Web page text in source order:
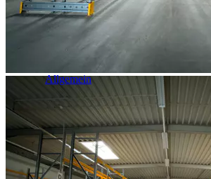
Industrie & Logistik
Allgemein